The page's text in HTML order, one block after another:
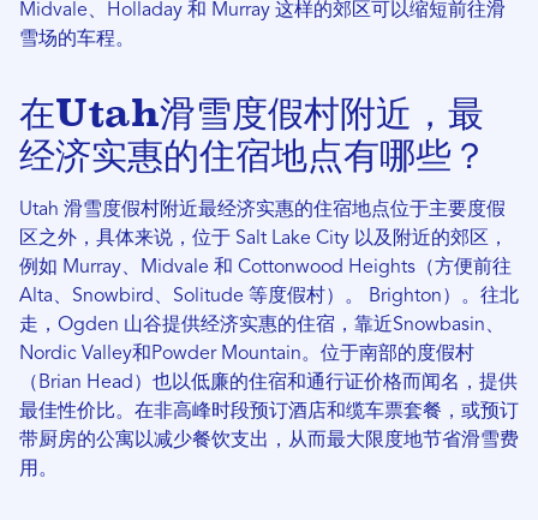
Midvale、Holladay 和 Murray 这样的郊区可以缩短前往滑
雪场的车程。
在Utah滑雪度假村附近，最
经济实惠的住宿地点有哪些？
Utah 滑雪度假村附近最经济实惠的住宿地点位于主要度假
区之外，具体来说，位于 Salt Lake City 以及附近的郊区，
例如 Murray、Midvale 和 Cottonwood Heights（方便前往
Alta、Snowbird、Solitude 等度假村）。 Brighton）。往北
走，Ogden 山谷提供经济实惠的住宿，靠近Snowbasin、
Nordic Valley和Powder Mountain。位于南部的度假村
（Brian Head）也以低廉的住宿和通行证价格而闻名，提供
最佳性价比。在非高峰时段预订酒店和缆车票套餐，或预订
带厨房的公寓以减少餐饮支出，从而最大限度地节省滑雪费
用。